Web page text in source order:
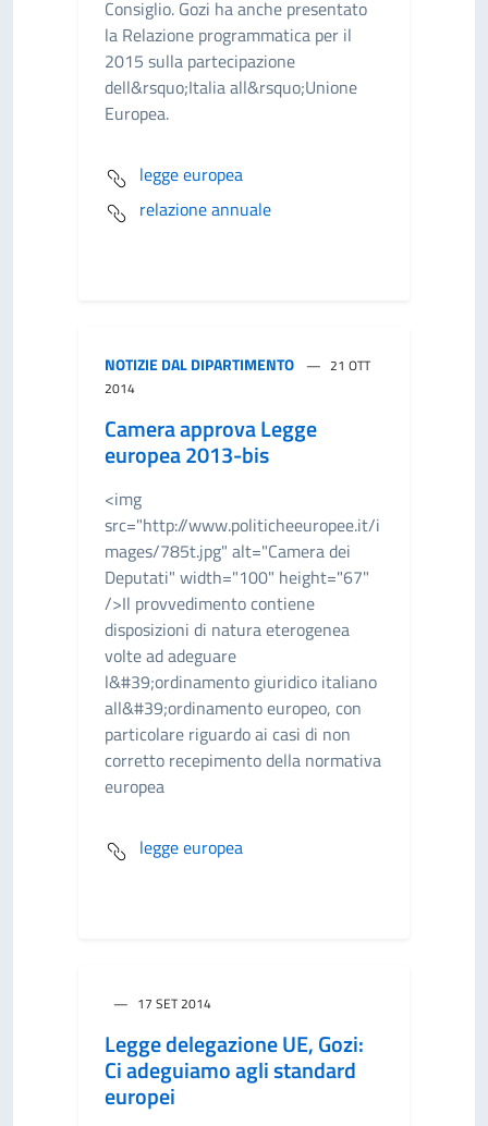
Consiglio. Gozi ha anche presentato
la Relazione programmatica per il
2015 sulla partecipazione
dell&rsquo;Italia all&rsquo;Unione
Europea.
legge europea
relazione annuale
NOTIZIE DAL DIPARTIMENTO
21 OTT
2014
Camera approva Legge
europea 2013-bis
<img
src="http://www.politicheeuropee.it/i
mages/785t.jpg" alt="Camera dei
Deputati" width="100" height="67"
/>Il provvedimento contiene
disposizioni di natura eterogenea
volte ad adeguare
l&#39;ordinamento giuridico italiano
all&#39;ordinamento europeo, con
particolare riguardo ai casi di non
corretto recepimento della normativa
europea
legge europea
17 SET 2014
Legge delegazione UE, Gozi:
Ci adeguiamo agli standard
europei